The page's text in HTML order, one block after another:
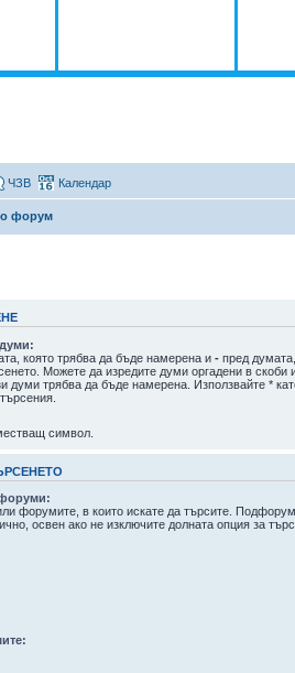
ЧЗВ Календар
форум
която трябва да бъде намерена и - пред
Можете да изредите думи оргадени в скоби
думи трябва да бъде намерена. Използвайте *
символ.
форумите, в които искате да търсите.
освен ако не изключите долната опция за